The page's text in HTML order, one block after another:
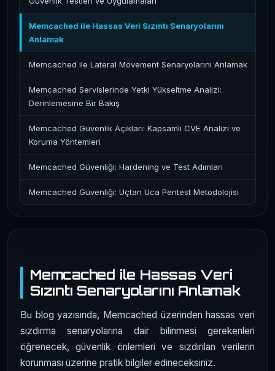
Memcached ile Hassas Veri
Sızıntı Senaryolarını Anlamak
Bu blog yazısında, Memcached üzerinden hassas veri
sızdırma senaryolarına dair bilinmesi gerekenleri
öğrenecek, güvenlik önlemleri ve sızdırılan verilerin
korunması üzerine pratik bilgiler edineceksiniz.
Memcached ile Hassas Veri Sızıntı Senaryolarını
Anlamak
Memcached ile Lateral Movement Senaryolarını Anlamak
Memcached Servislerinde Yetki Yükseltme Analizi:
Derinlemesine Bir Bakış
Memcached Güvenlik Açıkları: Kapsamlı CVE Analizi ve
Koruma Yöntemleri
Memcached Güvenliği: Hardening ve Test Adımları
Memcached Güvenliği: Uçtan Uca Pentest Metodolojisi